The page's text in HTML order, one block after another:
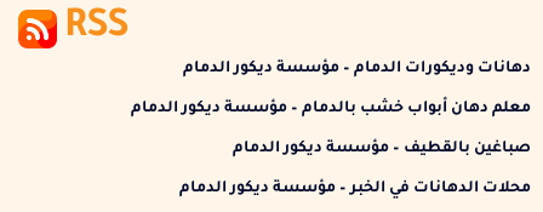
RSS
دهانات وديكورات الدمام – مؤسسة ديكور الدمام
معلم دهان أبواب خشب بالدمام – مؤسسة ديكور الدمام
صباغين بالقطيف – مؤسسة ديكور الدمام
محلات الدهانات في الخبر – مؤسسة ديكور الدمام